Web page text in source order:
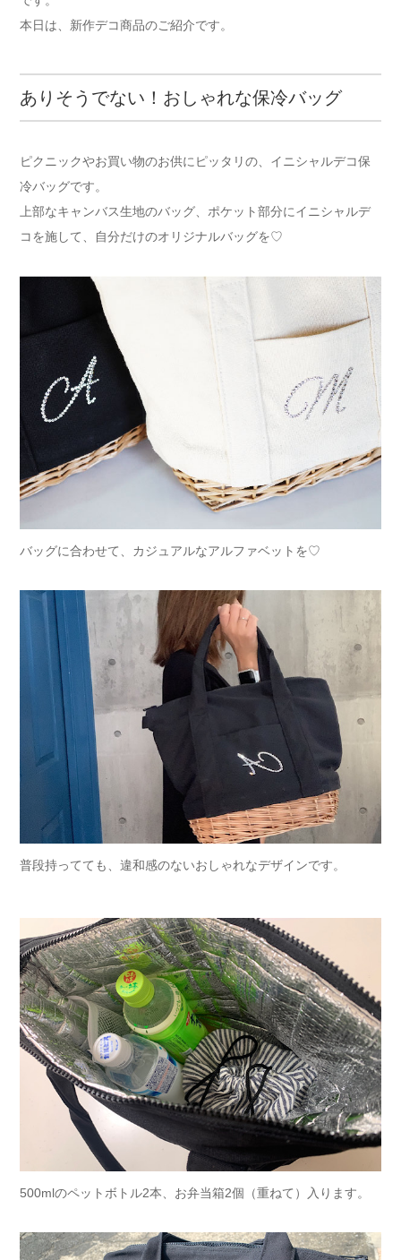
本日は、新作デコ商品のご紹介です。
ありそうでない！おしゃれな保冷バッグ
ピクニックやお買い物のお供にピッタリの、イニシャルデコ保
冷バッグです。
上部なキャンバス生地のバッグ、ポケット部分にイニシャルデ
コを施して、自分だけのオリジナルバッグを♡
バッグに合わせて、カジュアルなアルファベットを♡
普段持ってても、違和感のないおしゃれなデザインです。
500mlのペットボトル2本、お弁当箱2個（重ねて）入ります。